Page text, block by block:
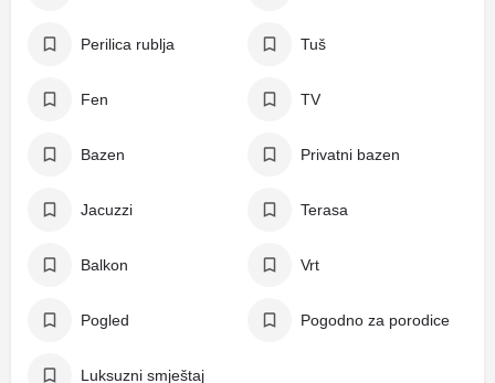
Perilica rublja Tuš
Fen TV
Bazen Privatni bazen
Jacuzzi Terasa
Balkon Vrt
Pogled Pogodno za porodice
Luksuzni smještaj